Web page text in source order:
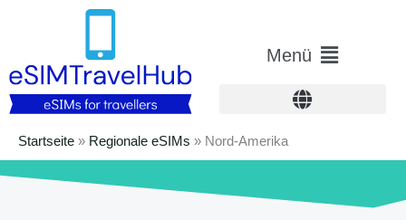
Hauptmenü
Menü
Startseite » Regionale eSIMs » Nord-Amerika